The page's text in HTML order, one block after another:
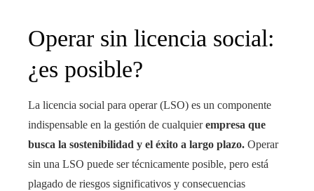
Operar sin licencia social:
¿es posible?
La licencia social para operar (LSO) es un componente
indispensable en la gestión de cualquierempresa que
busca la sostenibilidad y el éxito a largo plazo. Operar
sin una LSO puede ser técnicamente posible, pero está
plagado de riesgos significativos y consecuencias